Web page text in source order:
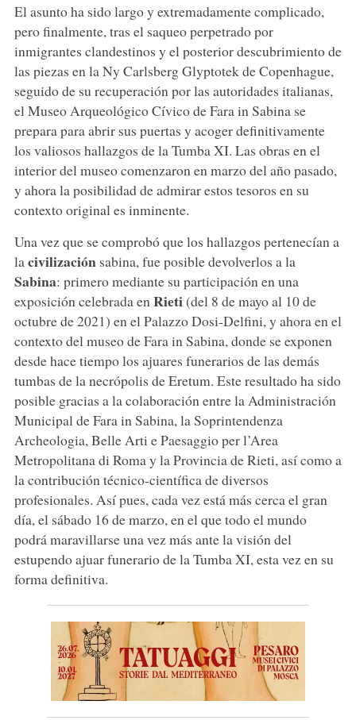
El asunto ha sido largo y extremadamente complicado,
pero finalmente, tras el saqueo perpetrado por
inmigrantes clandestinos y el posterior descubrimiento de
las piezas en la Ny Carlsberg Glyptotek de Copenhague,
seguido de su recuperación por las autoridades italianas,
el Museo Arqueológico Cívico de Fara in Sabina se
prepara para abrir sus puertas y acoger definitivamente
los valiosos hallazgos de la Tumba XI. Las obras en el
interior del museo comenzaron en marzo del año pasado,
y ahora la posibilidad de admirar estos tesoros en su
contexto original es inminente.
Una vez que se comprobó que los hallazgos pertenecían a
la civilización sabina, fue posible devolverlos a la
Sabina: primero mediante su participación en una
exposición celebrada en Rieti(del 8 de mayo al 10 de
octubre de 2021) en el Palazzo Dosi-Delfini, y ahora en el
contexto del museo de Fara in Sabina, donde se exponen
desde hace tiempo los ajuares funerarios de las demás
tumbas de la necrópolis de Eretum. Este resultado ha sido
posible gracias a la colaboración entre la Administración
Municipal de Fara in Sabina, la Soprintendenza
Archeologia, Belle Arti e Paesaggio per l’Area
Metropolitana di Roma y la Provincia de Rieti, así como a
la contribución técnico-científica de diversos
profesionales. Así pues, cada vez está más cerca el gran
día, el sábado 16 de marzo, en el que todo el mundo
podrá maravillarse una vez más ante la visión del
estupendo ajuar funerario de la Tumba XI, esta vez en su
forma definitiva.